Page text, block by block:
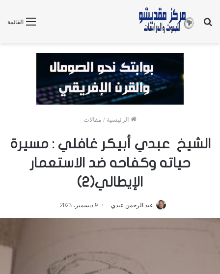
القائمة
بحث
الرئيسية / مقالات
الشيخ عبدي أبيكر غافلي : مسيرة
حياته وكفاحه ضد الاستعمار
الإيطالي(2)
عبد الرحمن عبدي 9 ديسمبر، 2023